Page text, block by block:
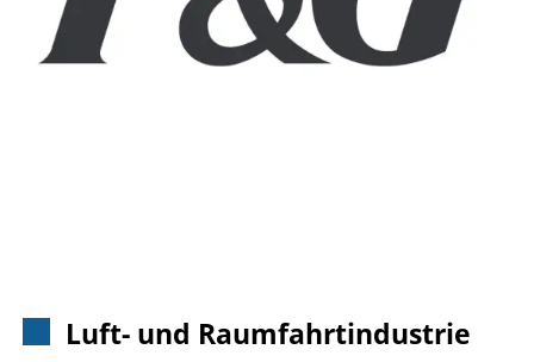
Luft- und Raumfahrtindustrie